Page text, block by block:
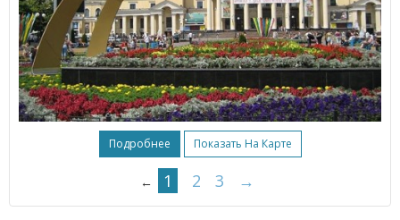
Подробнее Показать На Карте
← 1 2 3 →